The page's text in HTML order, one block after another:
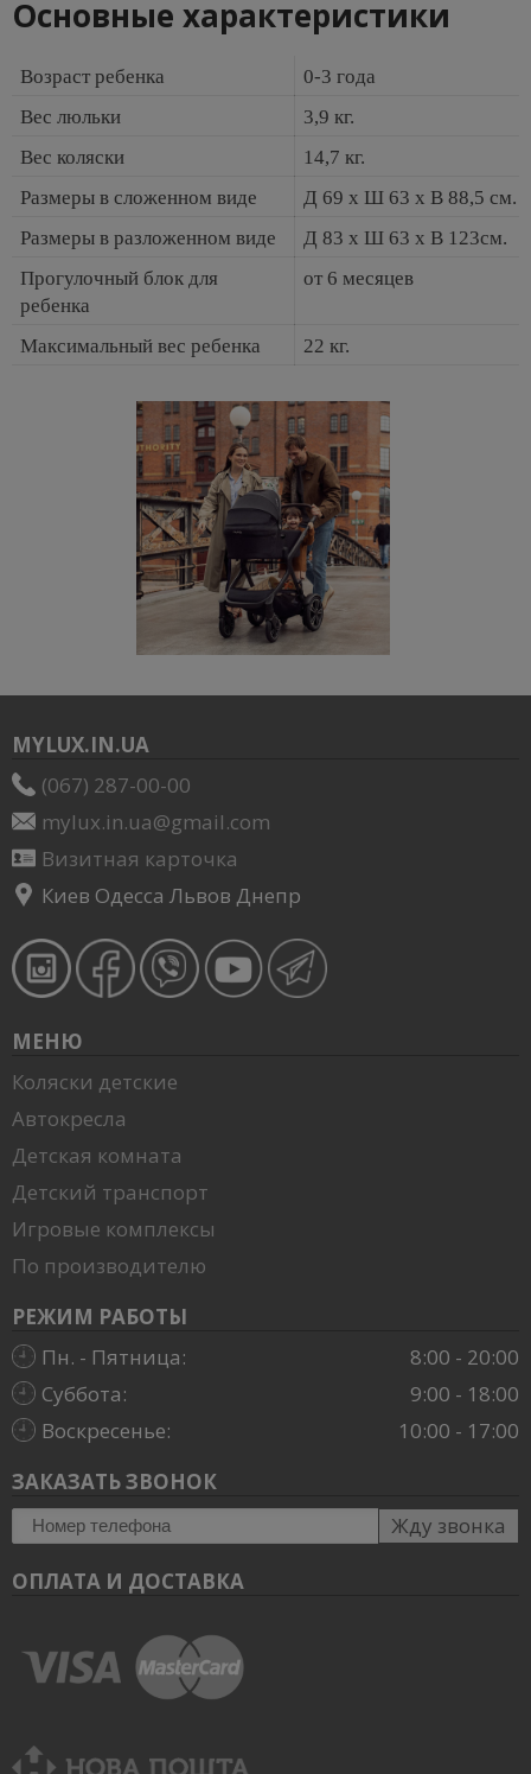
Основные характеристики
Возраст ребенка
0-3 года
Вес люльки
3,9 кг.
Вес коляски
14,7 кг.
Размеры в сложенном виде
Д 69 x Ш 63 x В 88,5 см.
Размеры в разложенном виде
Д 83 x Ш 63 x В 123см.
Прогулочный блок для
ребенка
от 6 месяцев
Максимальный вес ребенка 22 кг.
MYLUX.IN.UA
(067) 287-00-00
mylux.in.ua@gmail.com
Визитная карточка
Киев Одесса Львов Днепр
МЕНЮ
Коляски детские
Автокресла
Детская комната
Детский транспорт
Игровые комплексы
По производителю
РЕЖИМ РАБОТЫ
Пн. - Пятница:
8:00 - 20:00
Суббота:
9:00 - 18:00
Воскресенье:
10:00 - 17:00
ЗАКАЗАТЬ ЗВОНОК
Жду звонка
ОПЛАТА И ДОСТАВКА